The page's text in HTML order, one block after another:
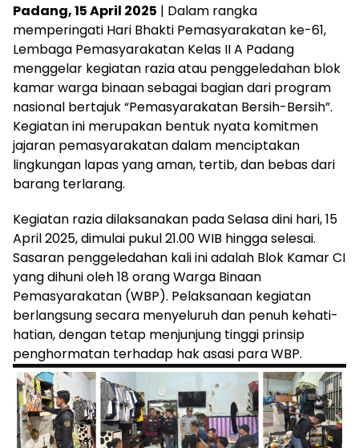
Padang, 15 April 2025 | Dalam rangka
memperingati Hari Bhakti Pemasyarakatan ke-61,
Lembaga Pemasyarakatan Kelas II A Padang
menggelar kegiatan razia atau penggeledahan blok
kamar warga binaan sebagai bagian dari program
nasional bertajuk “Pemasyarakatan Bersih-Bersih”.
Kegiatan ini merupakan bentuk nyata komitmen
jajaran pemasyarakatan dalam menciptakan
lingkungan lapas yang aman, tertib, dan bebas dari
barang terlarang.
Kegiatan razia dilaksanakan pada Selasa dini hari, 15
April 2025, dimulai pukul 21.00 WIB hingga selesai.
Sasaran penggeledahan kali ini adalah Blok Kamar CI
yang dihuni oleh 18 orang Warga Binaan
Pemasyarakatan (WBP). Pelaksanaan kegiatan
berlangsung secara menyeluruh dan penuh kehati-
hatian, dengan tetap menjunjung tinggi prinsip
penghormatan terhadap hak asasi para WBP.